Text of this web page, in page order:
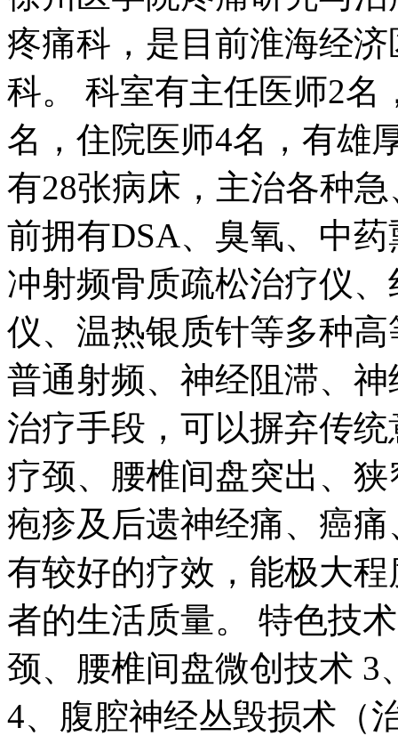
疼痛科，是目前淮海经
科。 科室有主任医师2名
名，住院医师4名，有雄
有28张病床，主治各种
前拥有DSA、臭氧、中
冲射频骨质疏松治疗仪
仪、温热银质针等多种
普通射频、神经阻滞、
治疗手段，可以摒弃传
疗颈、腰椎间盘突出、
疱疹及后遗神经痛、癌
有较好的疗效，能极大
者的生活质量。 特色技
颈、腰椎间盘微创技术 3
4、腹腔神经丛毁损术（